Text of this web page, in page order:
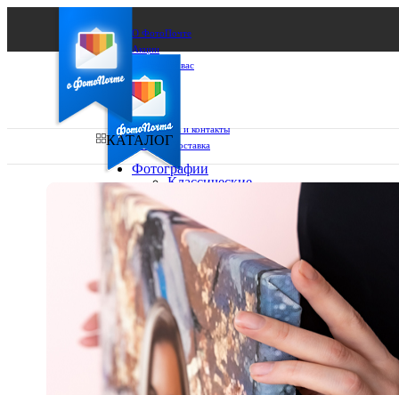
О ФотоПочте
Акции
Сделаем за вас
Бизнесу
FAQ
Франшиза
Поддержка и контакты
Оплата и доставка
Ваш город:
Ваш регион доставки
Выберите из списка:
КАТАЛОГ
Фотографии
Классические
10х15
13х18
15х15
15х20
20х20
20х30
30х30
30х40
А4
Фото